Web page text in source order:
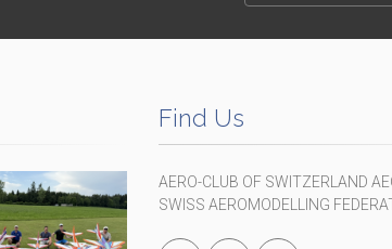
Find Us
AERO-CLUB OF SWITZERLAND
SWISS AEROMODELLING